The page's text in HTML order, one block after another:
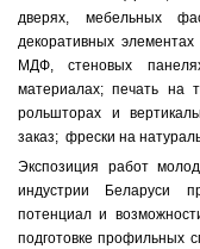
дверях, мебельных
декоративных
МДФ, стеновых
материалах; печать на
рольшторах и
заказ; фрески на
Экспозиция работ
индустрии Беларуси
потенциал и
подготовке профильных